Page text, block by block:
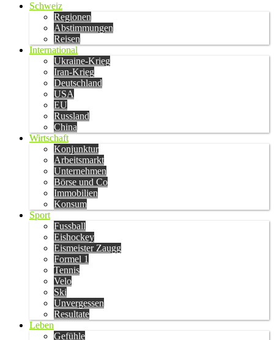
Schweiz
Regionen
Abstimmungen
Reisen
International
Ukraine-Krieg
Iran-Krieg
Deutschland
USA
EU
Russland
China
Wirtschaft
Konjunktur
Arbeitsmarkt
Unternehmen
Börse und Co
Immobilien
Konsum
Sport
Fussball
Eishockey
Eismeister Zaugg
Formel 1
Tennis
Velo
Ski
Unvergessen
Resultate
Leben
Gefühle